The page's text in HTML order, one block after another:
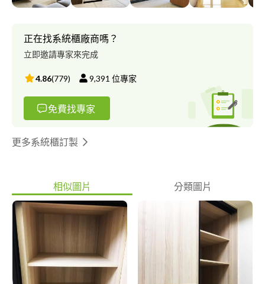
正在找系統櫃廠商嗎？
立即邀請專家來完成
4.86(779) 9,391 位專家
免費找專家
更多系統櫃訂製
相似圖片 分類圖片